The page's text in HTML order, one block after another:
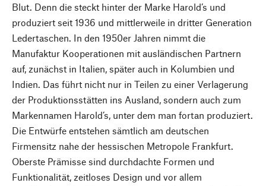
Blut. Denn die steckt hinter der Marke Harold’s und
produziert seit 1936 und mittlerweile in dritter Generation
Ledertaschen. In den 1950er Jahren nimmt die
Manufaktur Kooperationen mit ausländischen Partnern
auf, zunächst in Italien, später auch in Kolumbien und
Indien. Das führt nicht nur in Teilen zu einer Verlagerung
der Produktionsstätten ins Ausland, sondern auch zum
Markennamen Harold’s, unter dem man fortan produziert.
Die Entwürfe entstehen sämtlich am deutschen
Firmensitz nahe der hessischen Metropole Frankfurt.
Oberste Prämisse sind durchdachte Formen und
Funktionalität, zeitloses Design und vor allem